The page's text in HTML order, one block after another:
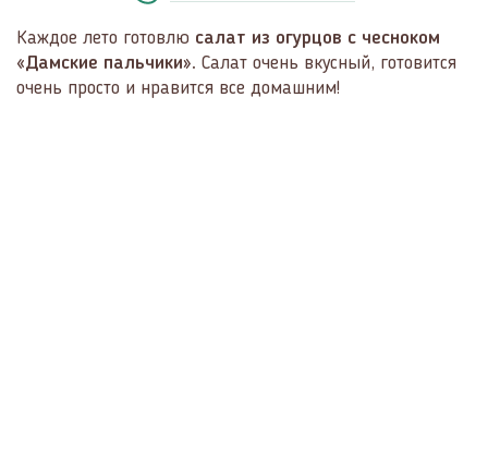
Каждое лето готовлю салат из огурцов с чесноком
«Дамские пальчики». Салат очень вкусный, готовится
очень просто и нравится все домашним!